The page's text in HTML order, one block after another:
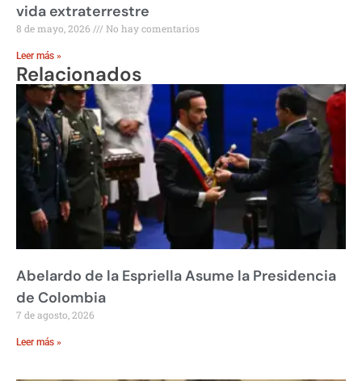
vida extraterrestre
8 de mayo, 2026 No hay comentarios
Leer más »
Relacionados
Abelardo de la Espriella Asume la Presidencia
de Colombia
7 de agosto, 2026
Leer más »